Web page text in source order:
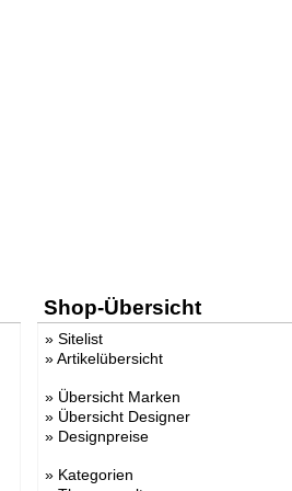
Shop-Übersicht
» Sitelist
»Artikelübersicht
» Übersicht Marken
» Übersicht Designer
» Designpreise
» Kategorien